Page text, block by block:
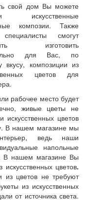
свой дом Вы можете
искусственные
композии. Также
смогут
изготовить
для Вас, по
вкусу, композиции из
цветов для
рабочее место будет
живые цветы не
искусственных цветов
В нашем магазине мы
ведь наши
напольные
В нашем магазине Вы
искусственных цветов.
из цветов не требуют
из искусственных
от источника света.